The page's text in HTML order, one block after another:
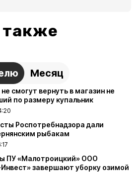
Месяц
смогут вернуть в магазин не
по размеру купальник
Роспотребнадзора дали
рыбакам
ПУ «Малотроицкий» ООО
завершают уборку озимой